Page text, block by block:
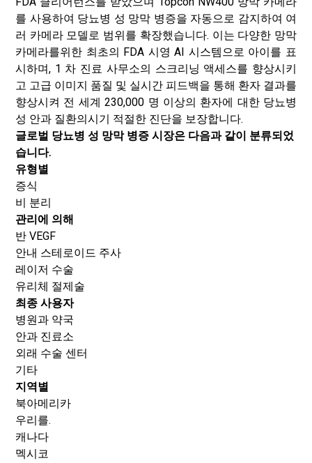
를 사용하여 당뇨병 성 망막 병증을 자동으로 감지하여 여
러 카메라 모델로 범위를 확장했습니다. 이는 다양한 망막
카메라를위한 최초의 FDA 시영 AI 시스템으로 아이를 표
시하며, 1 차 진료 사무소의 스크리닝 액세스를 향상시키
고 고급 이미지 품질 및 실시간 피드백을 통해 환자 결과를
향상시켜 전 세계 230,000 명 이상의 환자에 대한 당뇨병
성 안과 질환의시기 적절한 진단을 보장합니다.
글로벌 당뇨병 성 망막 병증 시장은 다음과 같이 분류되었
습니다.
유형별
증식
비 분리
관리에 의해
반 VEGF
안내 스테로이드 주사
레이저 수술
유리체 절제술
최종 사용자
병원과 약국
안과 진료소
외래 수술 센터
기타
지역별
북아메리카
우리를.
캐나다
멕시코